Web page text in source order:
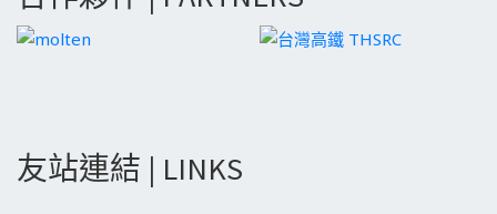
友站連結 | LINKS